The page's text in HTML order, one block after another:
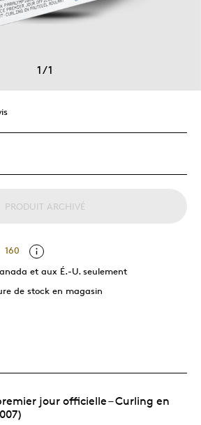
1/1
PRODUIT ARCHIVÉ
160
et aux É.-U. seulement
de stock en magasin
jour officielle – Curling en